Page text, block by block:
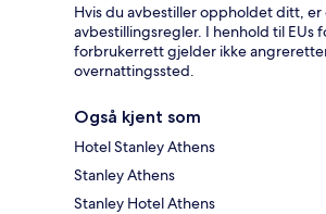
Hvis du avbestiller oppholdet ditt,
avbestillingsregler. I henhold til EUs
forbrukerrett gjelder ikke
overnattingssted.
Også kjent som
Hotel Stanley Athens
Stanley Athens
Stanley Hotel Athens